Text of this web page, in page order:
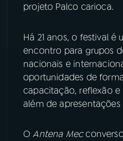
projeto Palco carioca.
Há 21 anos, o festival é
encontro para grupos
nacionais e
oportunidades de
capacitação, reflexão
além de apresentações
OAntena Mec